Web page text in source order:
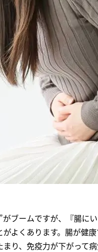
がブームですが、『腸に
よくあります。腸が健
り、免疫力が下がって